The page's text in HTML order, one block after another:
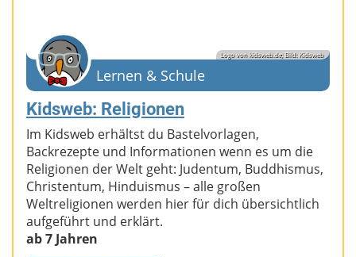
Logo von kidsweb.de; Bild: Kidsweb
Lernen & Schule
Kidsweb: Religionen
Im Kidsweb erhältst du Bastelvorlagen,
Backrezepte und Informationen wenn es um die
Religionen der Welt geht: Judentum, Buddhismus,
Christentum, Hinduismus – alle großen
Weltreligionen werden hier für dich übersichtlich
aufgeführt und erklärt.
ab 7 Jahren